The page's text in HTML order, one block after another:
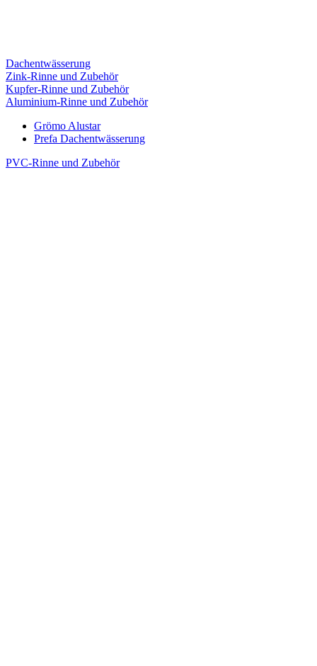
Dachentwässerung
Zink-Rinne und Zubehör
Kupfer-Rinne und Zubehör
Aluminium-Rinne und Zubehör
Grömo Alustar
Prefa Dachentwässerung
PVC-Rinne und Zubehör